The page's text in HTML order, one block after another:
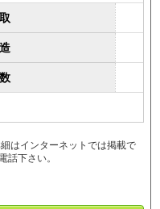
はインターネットでは掲載で
下さい。